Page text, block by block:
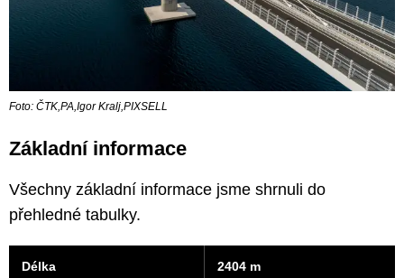
Foto: ČTK,PA,Igor Kralj,PIXSELL
Základní informace
Všechny základní informace jsme shrnuli do
přehledné tabulky.
Délka 2404 m